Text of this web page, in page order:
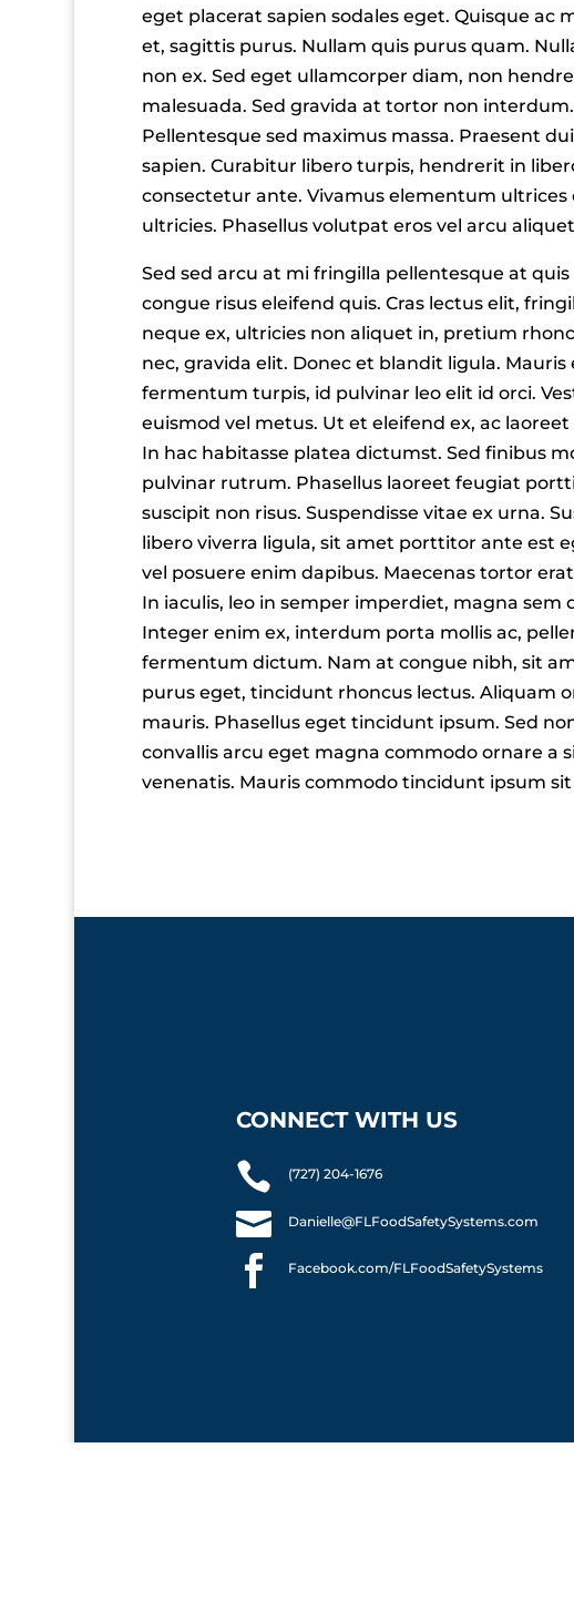
eget placerat sapien sodales eget. Quisque ac
et, sagittis purus. Nullam quis purus quam.
non ex. Sed eget ullamcorper diam, non
malesuada. Sed gravida at tortor non interdum.
Pellentesque sed maximus massa. Praesent
sapien. Curabitur libero turpis, hendrerit in
consectetur ante. Vivamus elementum
ultricies. Phasellus volutpat eros vel arcu
Sed sed arcu at mi fringilla pellentesque at
congue risus eleifend quis. Cras lectus elit,
neque ex, ultricies non aliquet in, pretium
nec, gravida elit. Donec et blandit ligula.
fermentum turpis, id pulvinar leo elit id orci.
euismod vel metus. Ut et eleifend ex, ac laoreet
In hac habitasse platea dictumst. Sed finibus
pulvinar rutrum. Phasellus laoreet feugiat
suscipit non risus. Suspendisse vitae ex urna.
libero viverra ligula, sit amet porttitor ante est
vel posuere enim dapibus. Maecenas tortor
In iaculis, leo in semper imperdiet, magna
Integer enim ex, interdum porta mollis ac,
fermentum dictum. Nam at congue nibh, sit
purus eget, tincidunt rhoncus lectus. Aliquam
mauris. Phasellus eget tincidunt ipsum. Sed
convallis arcu eget magna commodo ornare a
venenatis. Mauris commodo tincidunt ipsum
CONNECT WITH US
 (727) 204-1676
 Danielle@FLFoodSafetySystems.com
 Facebook.com/FLFoodSafetySystems